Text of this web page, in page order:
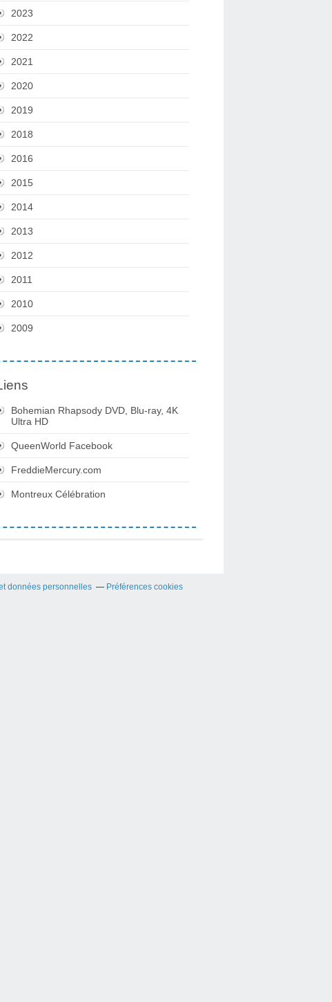
2023
2022
2021
2020
2019
2018
2016
2015
2014
2013
2012
2011
2010
2009
Bohemian Rhapsody DVD, Blu-ray, 4K
Ultra HD
QueenWorld Facebook
FreddieMercury.com
Montreux Célébration
données personnelles Préférences cookies